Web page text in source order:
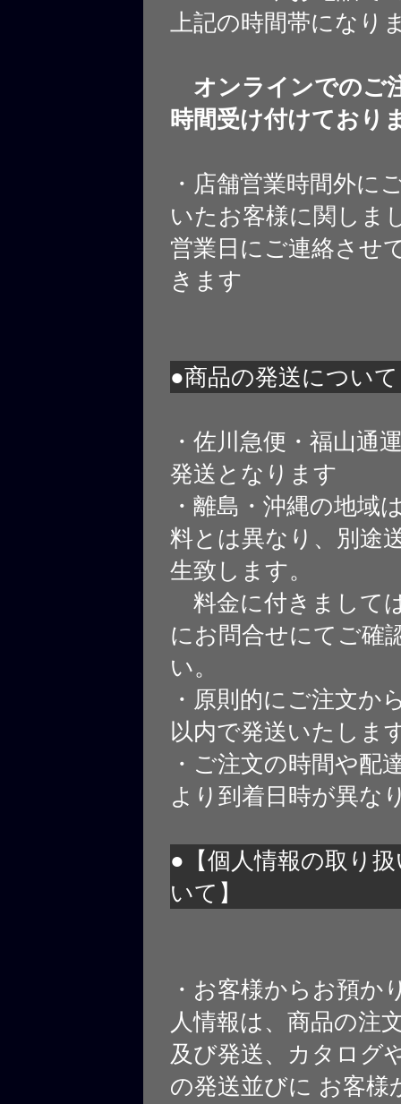
上記の時間帯になり
オンラインでのご
時間受け付けており
・店舗営業時間外に
いたお客様に関しま
営業日にご連絡させ
きます
●商品の発送について
・佐川急便・福山通
発送となります
・離島・沖縄の地域
料とは異なり、別途
生致します。
料金に付きまして
にお問合せにてご確
い。
・原則的にご注文か
以内で発送いたしま
・ご注文の時間や配
より到着日時が異な
●【個人情報の取り
いて】
・お客様からお預か
人情報は、商品の注
及び発送、カタログ
の発送並びに お客様